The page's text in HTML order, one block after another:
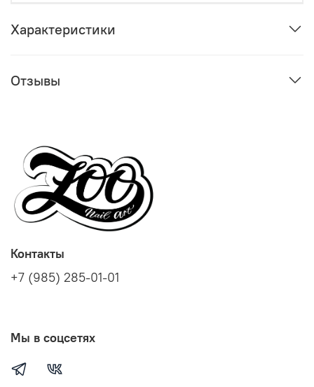
Характеристики
Отзывы
Контакты
+7 (985) 285-01-01
Мы в соцсетях